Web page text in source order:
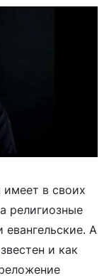
имеет в своих
религиозные
А
и как